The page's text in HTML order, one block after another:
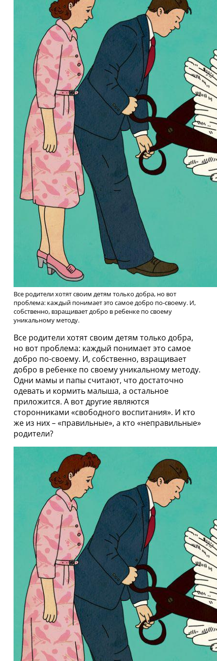
Все родители хотят своим детям только добра, но вот
проблема: каждый понимает это самое добро по-своему. И,
собственно, взращивает добро в ребенке по своему
уникальному методу.
Все родители хотят своим детям только добра,
но вот проблема: каждый понимает это самое
добро по-своему. И, собственно, взращивает
добро в ребенке по своему уникальному методу.
Одни мамы и папы считают, что достаточно
одевать и кормить малыша, а остальное
приложится. А вот другие являются
сторонниками «свободного воспитания». И кто
же из них – «правильные», а кто «неправильные»
родители?